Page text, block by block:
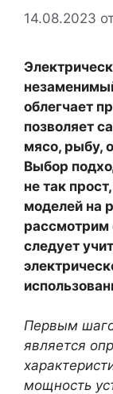
14.08.2023
облегчает
позволяет
мясо, рыбу,
Выбор
не так
моделей на
рассмотрим
следует
Первым
является
мощность